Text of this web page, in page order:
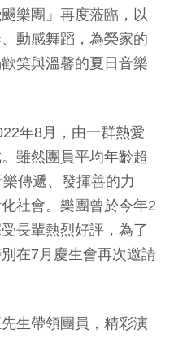
樂團」再度蒞臨，以
動感舞蹈，為榮家的
笑與溫馨的夏日音樂
年8月，由一群熱愛
雖然團員平均年齡超
傳遞、發揮善的力
社會。樂團曾於今年2
長輩熱烈好評，為了
在7月慶生會再次邀請
生帶領團員，精彩演